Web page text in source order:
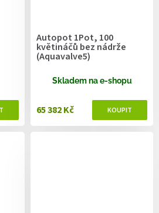
Autopot 1Pot, 100
květináčů bez nádrže
(Aquavalve5)
Skladem na e-shopu
65 382 Kč